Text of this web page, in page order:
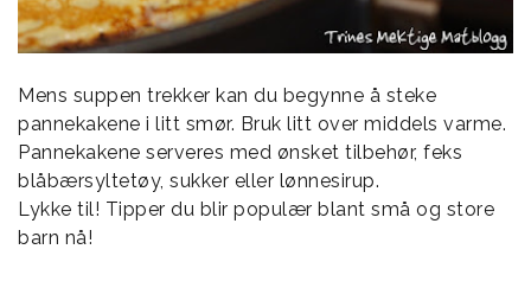
Mens suppen trekker kan du begynne å steke
pannekakene i litt smør. Bruk litt over middels varme.
Pannekakene serveres med ønsket tilbehør, feks
blåbærsyltetøy, sukker eller lønnesirup.
Lykke til! Tipper du blir populær blant små og store
barn nå!